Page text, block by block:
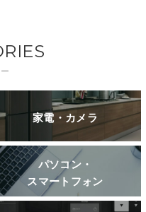
家電・カメラ
パソコン・
スマートフォン